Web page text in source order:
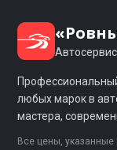
любых марок в
мастера,
Все цены, указанные